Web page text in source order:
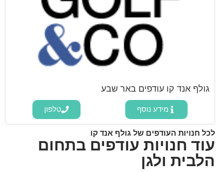
גולף אנד קו עודפים באר שבע
מידע נוסף טלפון
לכל חנויות העודפים של גולף אנד קו
עוד חנויות עודפים בתחום
הלבית ולגן